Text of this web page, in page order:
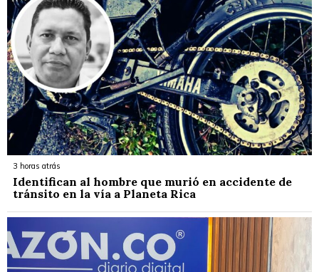
3 horas atrás
Identifican al hombre que murió en accidente de
tránsito en la vía a Planeta Rica